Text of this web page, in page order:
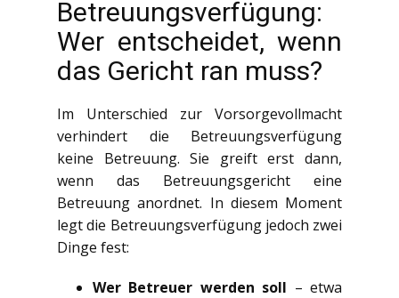
Betreuungsverfügung:
Wer entscheidet, wenn
das Gericht ran muss?
Im Unterschied zur Vorsorgevollmacht
verhindert die Betreuungsverfügung
keine Betreuung. Sie greift erst dann,
wenn das Betreuungsgericht eine
Betreuung anordnet. In diesem Moment
legt die Betreuungsverfügung jedoch zwei
Dinge fest:
Wer Betreuer werden soll – etwa